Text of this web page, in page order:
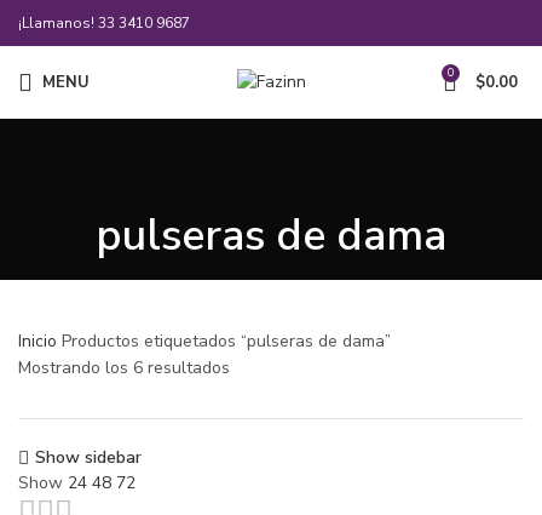
¡Llamanos! 33 3410 9687
MENU 0 $0.00
pulseras de dama
Inicio Productos etiquetados “pulseras de dama”
Mostrando los 6 resultados
Show sidebar
Show 24 48 72